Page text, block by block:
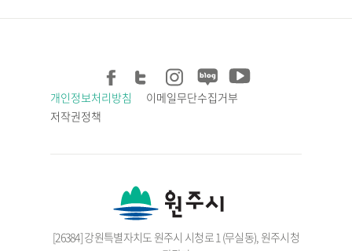
개인정보처리방침
이메일무단수집거부
저작권정책
[26384] 강원특별자치도 원주시 시청로 1 (무실동), 원주시청